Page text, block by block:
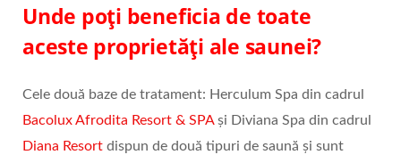
Unde poți beneficia de toate
aceste proprietăți ale saunei?
Cele două baze de tratament: Herculum Spa din cadrul
Bacolux Afrodita Resort & SPAși Diviana Spa din cadrul
Diana Resort dispun de două tipuri de saună și sunt